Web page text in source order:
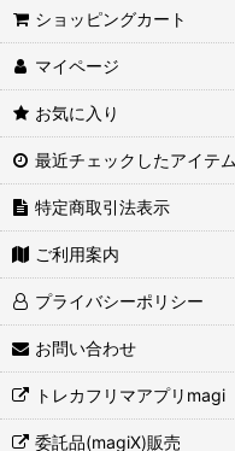
ショッピングカート
マイページ
お気に入り
最近チェックしたアイテム
特定商取引法表示
ご利用案内
プライバシーポリシー
お問い合わせ
トレカフリマアプリmagi
委託品(magiX)販売